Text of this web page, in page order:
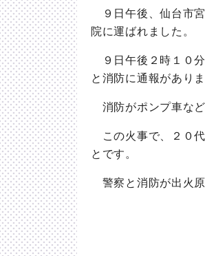
９日午後、仙台市
院に運ばれました。
９日午後２時１０
と消防に通報がありま
消防がポンプ車など
この火事で、２０代
とです。
警察と消防が出火原